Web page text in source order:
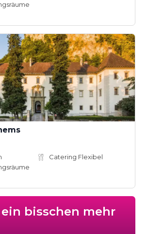
Catering Flexibel
ein bisschen mehr